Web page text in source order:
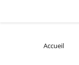
Accueil